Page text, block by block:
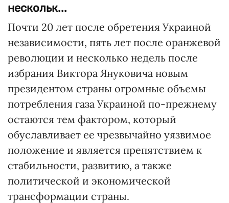
нескольк...
Почти 20 лет после обретения Украиной
независимости, пять лет после оранжевой
революции и несколько недель после
избрания Виктора Януковича новым
президентом страны огромные объемы
потребления газа Украиной по-прежнему
остаются тем фактором, который
обуславливает ее чрезвычайно уязвимое
положение и является препятствием к
стабильности, развитию, а также
политической и экономической
трансформации страны.